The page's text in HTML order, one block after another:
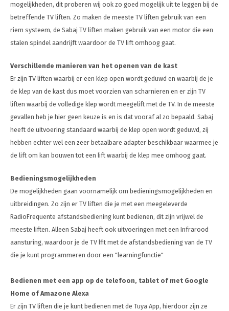
mogelijkheden, dit proberen wij ook zo goed mogelijk uit te leggen bij de
betreffende TV liften. Zo maken de meeste TV liften gebruik van een
riem systeem, de Sabaj TV liften maken gebruik van een motor die een
stalen spindel aandrijft waardoor de TV lift omhoog gaat.
Verschillende manieren van het openen van de kast
Er zijn TV liften waarbij er een klep open wordt geduwd en waarbij de je
de klep van de kast dus moet voorzien van scharnieren en er zijn TV
liften waarbij de volledige klep wordt meegelift met de TV. In de meeste
gevallen heb je hier geen keuze is en is dat vooraf al zo bepaald. Sabaj
heeft de uitvoering standaard waarbij de klep open wordt geduwd, zij
hebben echter wel een zeer betaalbare adapter beschikbaar waarmee je
de lift om kan bouwen tot een lift waarbij de klep mee omhoog gaat.
Bedieningsmogelijkheden
De mogelijkheden gaan voornamelijk om bedieningsmogelijkheden en
uitbreidingen. Zo zijn er TV liften die je met een meegeleverde
RadioFrequente afstandsbediening kunt bedienen, dit zijn vrijwel de
meeste liften. Alleen Sabaj heeft ook uitvoeringen met een Infrarood
aansturing, waardoor je de TV lfit met de afstandsbediening van de TV
die je kunt programmeren door een "learningfunctie"
Bedienen met een app op de telefoon, tablet of met Google
Home of Amazone Alexa
Er zijn TV liften die je kunt bedienen met de Tuya App, hierdoor zijn ze